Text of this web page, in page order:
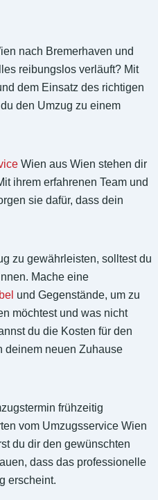
nach Bremerhaven und
reibungslos verläuft? Mit
dem Einsatz des richtigen
den Umzug zu einem
Wien aus Wien stehen dir
ihrem erfahrenen Team und
sie dafür, dass dein
zu gewährleisten, solltest du
Mache eine
und Gegenstände, um zu
möchtest und was nicht
du die Kosten für den
deinem neuen Zuhause
frühzeitig
vom Umzugsservice Wien
du dir den gewünschten
dass das professionelle
erscheint.